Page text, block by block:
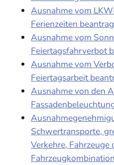
Ausnahme vom
Ferienzeiten
Ausnahme vom
Feiertagsfahrverbot
Ausnahme vom
Feiertagsarbeit
Ausnahme von den
Schwertransporte,
Verkehre, Fahrzeuge